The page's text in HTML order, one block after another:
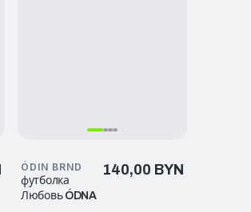
ÓDIN BRND
футболка
Любовь ÓDNA
140,00 BYN